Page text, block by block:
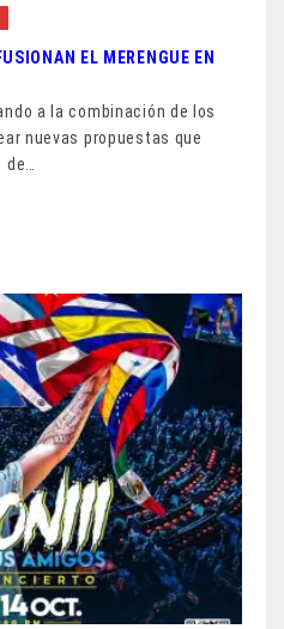
EL MERENGUE EN
a la combinación de los
nuevas propuestas que